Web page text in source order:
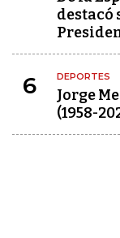
destacó
6 DEPORTES
Jorge
(1958-